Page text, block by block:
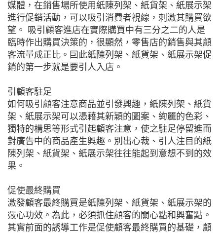
媒體，在銷售場所使用紙陳列架、紙貨架、紙展示架
進行促銷活動，可以吸引消費者視線，刺激其購買欲
望。 吸引顧客進店在實際購買中有三分之二的人是
臨時作出購買決策的，很顯然，零售店的銷售與其顧
客流量成正比。囙此紙陳列架、紙貨架、紙展示架促
銷的第一步就是要引人入店。
引顧客駐足
如何吸引顧客注意商品並引發興趣，紙陳列架、紙貨
架、紙展示架可以憑藉其新穎的圖案、絢麗的色彩、
獨特的構思等形式引起顧客注意，使之駐足停留進而
對廣告中的商品產生興趣。別出心裁、引人注目的紙
陳列架、紙貨架、紙展示架往往能起到意想不到的效
果。
促使最終購買
激發顧客最終購買是紙陳列架、紙貨架、紙展示架的
覈心功效。為此，必須抓住顧客的關心點和興奮點。
其實前面的誘導工作是促使顧客最終購買的基礎，顧